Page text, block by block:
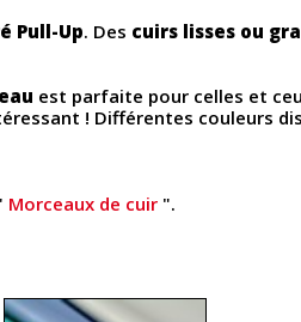
Pull-Up. Des cuirs lisses ou
est parfaite pour celles et
! Différentes couleurs
Morceaux de cuir ".